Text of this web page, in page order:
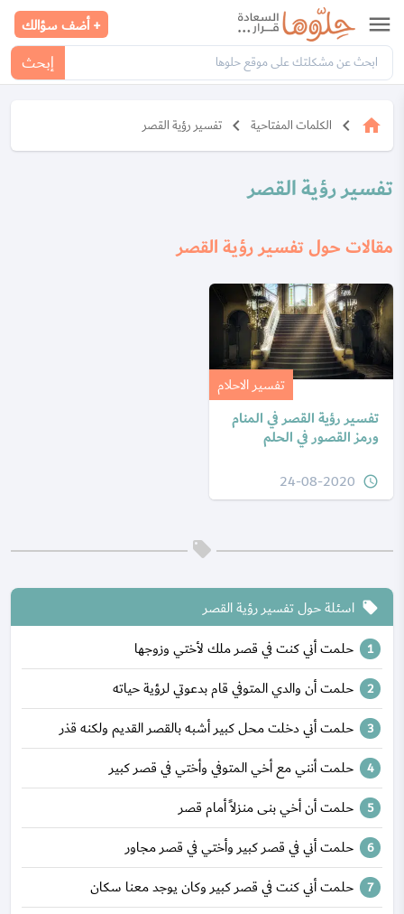
menu
إبحث
+ أضف سؤالك
home
keyboard_arrow_left الكلمات المفتاحية keyboard_arrow_left تفسير رؤية القصر
تفسير رؤية القصر
مقالات حول تفسير رؤية القصر
تفسير الاحلام
تفسير رؤية القصر في المنام
ورمز القصور في الحلم
query_builder
24-08-2020
local_offer اسئلة حول تفسير رؤية القصر
حلمت أني كنت في قصر ملك لأختي وزوجها
حلمت أن والدي المتوفي قام بدعوتي لرؤية حياته
حلمت أني دخلت محل كبير أشبه بالقصر القديم ولكنه قذر
حلمت أنني مع أخي المتوفي وأختي في قصر كبير
حلمت أن أخي بنى منزلاً أمام قصر
حلمت أني في قصر كبير وأختي في قصر مجاور
حلمت أني كنت في قصر كبير وكان يوجد معنا سكان